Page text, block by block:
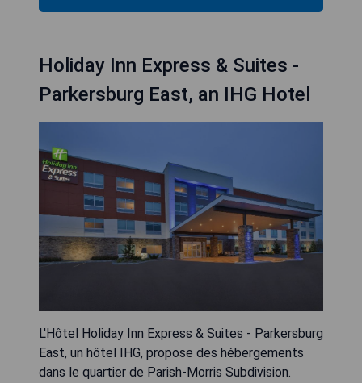
Holiday Inn Express & Suites -
Parkersburg East, an IHG Hotel
L'Hôtel Holiday Inn Express & Suites - Parkersburg
East, un hôtel IHG, propose des hébergements
dans le quartier de Parish-Morris Subdivision.